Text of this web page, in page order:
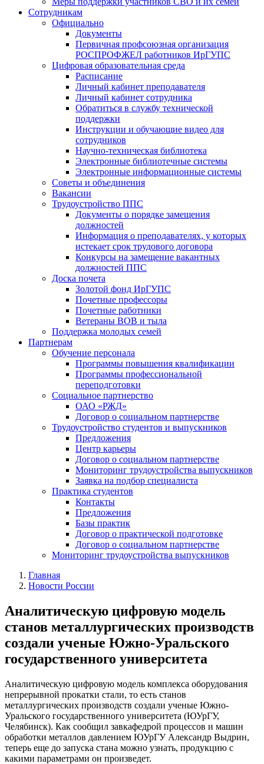
Сотрудникам
Официально
Документы
Первичная профсоюзная организация
РОСПРОФЖЕЛ работников ИрГУПС
Цифровая образовательная среда
Расписание
Личный кабинет преподавателя
Личный кабинет сотрудника
Обратиться в службу технической
поддержки
Инструкции и обучающие видео для
сотрудников
Научно-техническая библиотека
Электронные библиотечные системы
Электронные информационные системы
Советы и объединения
Вакансии
Трудоустройство ППС
Документы о порядке замещения
должностей
Информация о преподавателях, у которых
истекает срок трудового договора
Конкурсы на замещение вакантных
должностей ППС
Доска почета
Золотой фонд ИрГУПС
Почетные профессоры
Почетные работники
Ветераны ВОВ и тыла
Поддержка молодых семей
Партнерам
Обучение персонала
Программы повышения квалификации
Программы профессиональной
переподготовки
Социальное партнерство
ОАО «РЖД»
Договор о социальном партнерстве
Трудоустройство студентов и выпускников
Предложения
Центр карьеры
Договор о социальном партнерстве
Мониторинг трудоустройства выпускников
Заявка на подбор специалиста
Практика студентов
Контакты
Предложения
Базы практик
Договор о практической подготовке
Договор о социальном партнерстве
Мониторинг трудоустройства выпускников
Главная
Новости России
Аналитическую цифровую модель
станов металлургических производств
создали ученые Южно-Уральского
государственного университета
Аналитическую цифровую модель комплекса оборудования
непрерывной прокатки стали, то есть станов
металлургических производств создали ученые Южно-
Уральского государственного университета (ЮУрГУ,
Челябинск). Как сообщил завкафедрой процессов и машин
обработки металлов давлением ЮУрГУ Александр Выдрин,
теперь еще до запуска стана можно узнать, продукцию с
какими параметрами он произведет.